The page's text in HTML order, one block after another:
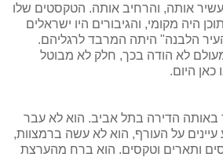
אותה, והרחיב אותה. הטקסטים שלו
היה מקומי, והגיבורים היו ישראלים
הלבנה" היתה המרבד לרגליהם.
מעולם לא הודה בכך, חלק לא מבוטל
היום.
באותה הדירה בתל אביב. הוא לא עבר
על העורף, הוא לא עשה ברמצוות,
ותארים וטקסים. הוא ברח מהערצת